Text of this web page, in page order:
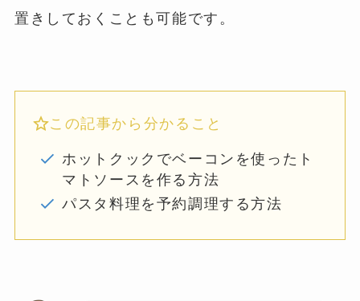
置きしておくことも可能です。
この記事から分かること
ホットクックでベーコンを使ったト
マトソースを作る方法
パスタ料理を予約調理する方法